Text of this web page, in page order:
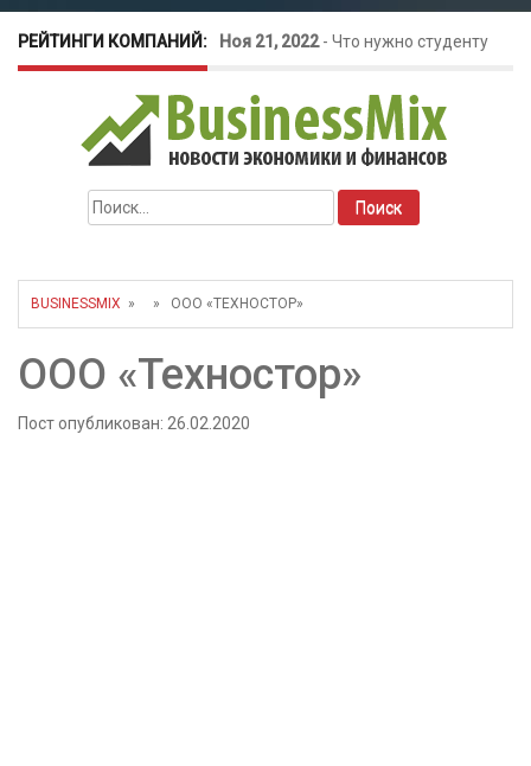
РЕЙТИНГИ КОМПАНИЙ: Ноя 21, 2022- Что нужно студенту
для открытия бизнеса?
Окт 26, 2022-Телефония для
amoCRM: лучшие инструменты для
бизнеса
как защитить свой бизнес?
Найти:
BUSINESSMIX » » ООО «ТЕХНОСТОР»
ООО «Техностор»
Пост опубликован: 26.02.2020